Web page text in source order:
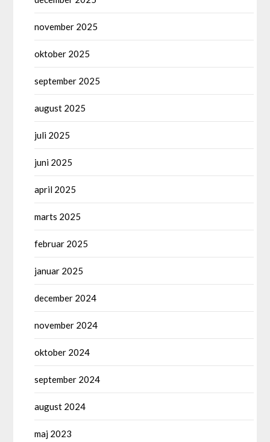
november 2025
oktober 2025
september 2025
august 2025
juli 2025
juni 2025
april 2025
marts 2025
februar 2025
januar 2025
december 2024
november 2024
oktober 2024
september 2024
august 2024
maj 2023